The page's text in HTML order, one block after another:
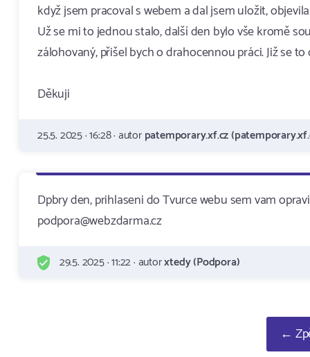
když jsem pracoval s webem a dal jsem uložit,
Už se mi to jednou stalo, další den bylo vše kromě
zálohovaný, přišel bych o drahocennou práci. Již se
Děkuji
25.5. 2025 · 16:28 · autorpatemporary.xf.cz
Dpbry den, prihlaseni do Tvurce webu sem vam
podpora@webzdarma.cz
29.5. 2025 · 11:22 · autorxtedy (Podpora)
←